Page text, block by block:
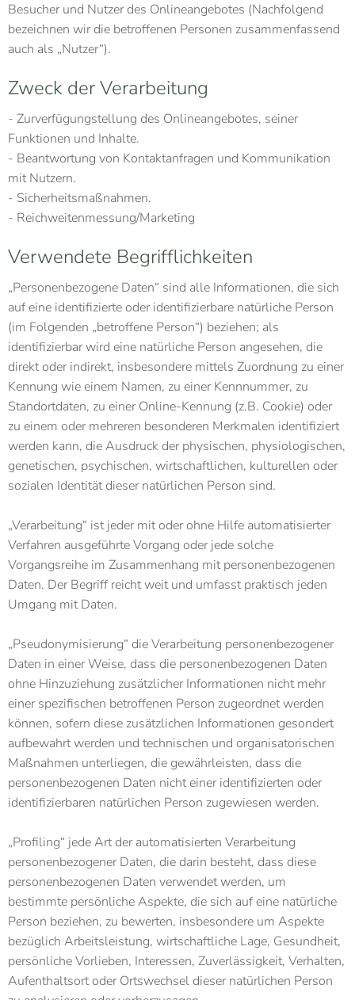
Besucher und Nutzer des Onlineangebotes (Nachfolgend
bezeichnen wir die betroffenen Personen zusammenfassend
auch als „Nutzer“).
Zweck der Verarbeitung
- Zurverfügungstellung des Onlineangebotes, seiner
Funktionen und Inhalte.
- Beantwortung von Kontaktanfragen und Kommunikation
mit Nutzern.
- Sicherheitsmaßnahmen.
- Reichweitenmessung/Marketing
Verwendete Begrifflichkeiten
„Personenbezogene Daten“ sind alle Informationen, die sich
auf eine identifizierte oder identifizierbare natürliche Person
(im Folgenden „betroffene Person“) beziehen; als
identifizierbar wird eine natürliche Person angesehen, die
direkt oder indirekt, insbesondere mittels Zuordnung zu einer
Kennung wie einem Namen, zu einer Kennnummer, zu
Standortdaten, zu einer Online-Kennung (z.B. Cookie) oder
zu einem oder mehreren besonderen Merkmalen identifiziert
werden kann, die Ausdruck der physischen, physiologischen,
genetischen, psychischen, wirtschaftlichen, kulturellen oder
sozialen Identität dieser natürlichen Person sind.
„Verarbeitung“ ist jeder mit oder ohne Hilfe automatisierter
Verfahren ausgeführte Vorgang oder jede solche
Vorgangsreihe im Zusammenhang mit personenbezogenen
Daten. Der Begriff reicht weit und umfasst praktisch jeden
Umgang mit Daten.
„Pseudonymisierung“ die Verarbeitung personenbezogener
Daten in einer Weise, dass die personenbezogenen Daten
ohne Hinzuziehung zusätzlicher Informationen nicht mehr
einer spezifischen betroffenen Person zugeordnet werden
können, sofern diese zusätzlichen Informationen gesondert
aufbewahrt werden und technischen und organisatorischen
Maßnahmen unterliegen, die gewährleisten, dass die
personenbezogenen Daten nicht einer identifizierten oder
identifizierbaren natürlichen Person zugewiesen werden.
„Profiling“ jede Art der automatisierten Verarbeitung
personenbezogener Daten, die darin besteht, dass diese
personenbezogenen Daten verwendet werden, um
bestimmte persönliche Aspekte, die sich auf eine natürliche
Person beziehen, zu bewerten, insbesondere um Aspekte
bezüglich Arbeitsleistung, wirtschaftliche Lage, Gesundheit,
persönliche Vorlieben, Interessen, Zuverlässigkeit, Verhalten,
Aufenthaltsort oder Ortswechsel dieser natürlichen Person